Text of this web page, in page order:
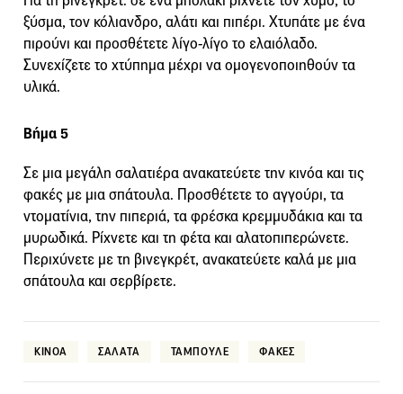
ξύσμα, τον κόλιανδρο, αλάτι και πιπέρι. Χτυπάτε με ένα
πιρούνι και προσθέτετε λίγο-λίγο το ελαιόλαδο.
Συνεχίζετε το χτύπημα μέχρι να ομογενοποιηθούν τα
υλικά.
Βήμα 5
Σε μια μεγάλη σαλατιέρα ανακατεύετε την κινόα και τις
φακές με μια σπάτουλα. Προσθέτετε το αγγούρι, τα
ντοματίνια, την πιπεριά, τα φρέσκα κρεμμυδάκια και τα
μυρωδικά. Ρίχνετε και τη φέτα και αλατοπιπερώνετε.
Περιχύνετε με τη βινεγκρέτ, ανακατεύετε καλά με μια
σπάτουλα και σερβίρετε.
ΚΙΝΟΑ ΣΑΛΑΤΑ ΤΑΜΠΟΥΛΕ ΦΑΚΕΣ